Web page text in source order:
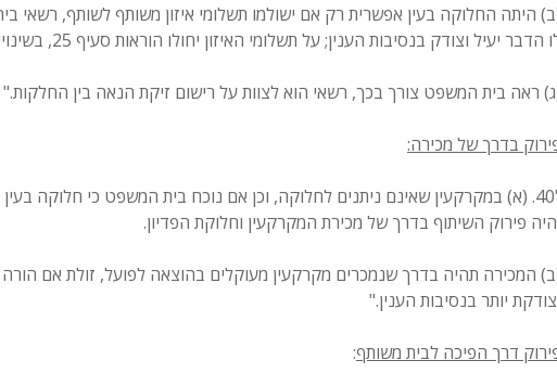
היתה החלוקה בעין אפשרית רק אם ישולמו תשלומי איזון משותף לשותף,
הדבר יעיל וצודק בנסיבות הענין; על תשלומי האיזון יחולו הוראות סעיף 25, בשינויים המחוייבים.
ראה בית המשפט צורך בכך, רשאי הוא לצוות על רישום זיקת הנאה בין החלקות."
בדרך של מכירה:
"40. (א) במקרקעין שאינם ניתנים לחלוקה, וכן אם נוכח בית המשפט כי חלוקה
פירוק השיתוף בדרך של מכירת המקרקעין וחלוקת הפדיון.
המכירה תהיה בדרך שנמכרים מקרקעין מעוקלים בהוצאה לפועל, זולת אם
יותר בנסיבות הענין."
דרך הפיכה לבית משותף: